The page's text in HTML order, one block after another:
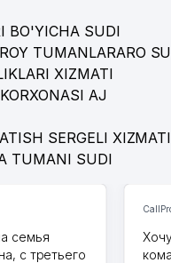
BO'YICHA SUDI
TUMANLARARO
XIZMATI
AJ
SERGELI XIZMATI
TUMANI SUDI
семья
с третьего